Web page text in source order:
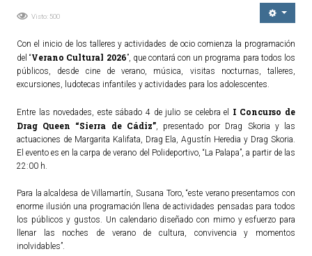
Ordenanzas Municipales
Servicios Municipales
Accesibilidad
SERVICIOS
Salud
Deportes
Centros Sociales y Asistenciales
Medio Ambiente
Visto: 500
Con el inicio de los talleres y actividades de ocio comienza la programación
del “Verano Cultural 2026”, que contará con un programa para todos los
públicos, desde cine de verano, música, visitas nocturnas, talleres,
excursiones, ludotecas infantiles y actividades para los adolescentes.
Entre las novedades, este sábado 4 de julio se celebra el I Concurso de
Drag Queen “Sierra de Cádiz”, presentado por Drag Skoria y las
actuaciones de Margarita Kalifata, Drag Ela, Agustín Heredia y Drag Skoria.
El evento es en la carpa de verano del Polideportivo, “La Palapa”, a partir de las
22:00 h.
Para la alcaldesa de Villamartín, Susana Toro, “este verano presentamos con
enorme ilusión una programación llena de actividades pensadas para todos
los públicos y gustos. Un calendario diseñado con mimo y esfuerzo para
llenar las noches de verano de cultura, convivencia y momentos
inolvidables”.